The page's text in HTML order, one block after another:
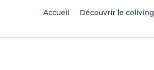
Accueil Découvrir le coliving